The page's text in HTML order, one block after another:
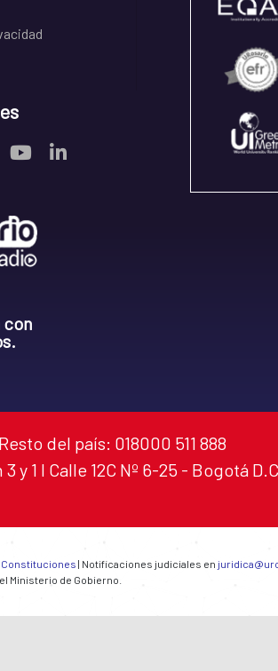
con
del país: 018000 511 888
1 I Calle 12C Nº 6-25 - Bogotá
Constituciones | Notificaciones judiciales en
Ministerio de Gobierno.